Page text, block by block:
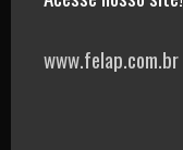
www.felap.com.br